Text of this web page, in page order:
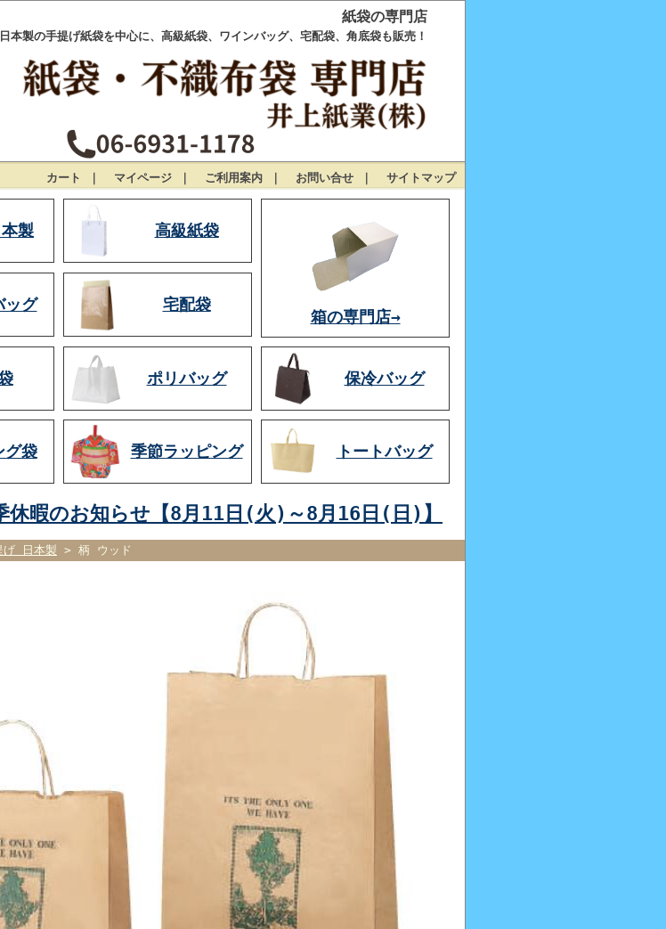
紙袋の専門店
日本製の手提げ紙袋を中心に、高級紙袋、ワインバッグ、宅配袋、角底袋も販売！
カート マイページ ご利用案内 お問い合せ
サイトマップ
製 高級紙袋
箱の専門店→
ッグ 宅配袋
ポリバッグ 保冷バッグ
グ袋 季節ラッピング トートバッグ
休暇のお知らせ【8月11日(火)～8月16日(日)】
げ 日本製 > 柄 ウッド